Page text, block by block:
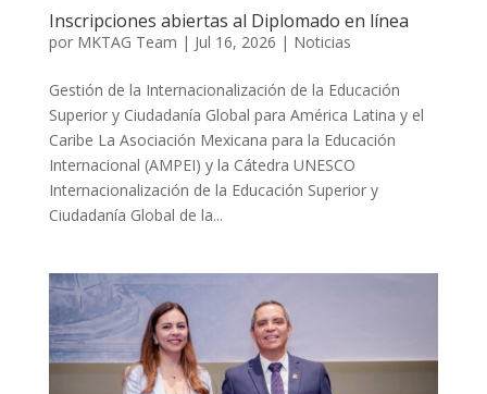
Inscripciones abiertas al Diplomado en línea
por MKTAG Team | Jul 16, 2026 | Noticias
Gestión de la Internacionalización de la Educación
Superior y Ciudadanía Global para América Latina y el
Caribe La Asociación Mexicana para la Educación
Internacional (AMPEI) y la Cátedra UNESCO
Internacionalización de la Educación Superior y
Ciudadanía Global de la...